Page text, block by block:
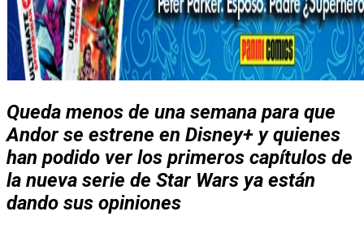
Queda menos de una semana para que
Andor se estrene en Disney+ y quienes
han podido ver los primeros capítulos de
la nueva serie de Star Wars ya están
dando sus opiniones